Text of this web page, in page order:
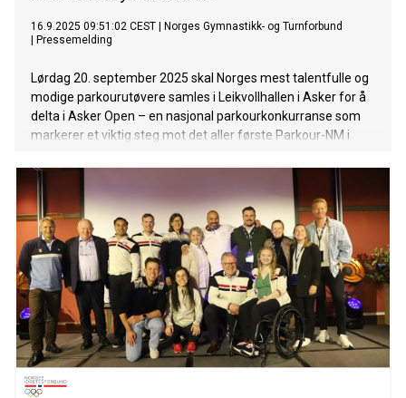
16.9.2025 09:51:02 CEST
Norges Gymnastikk- og Turnforbund
Pressemelding
Lørdag 20. september 2025 skal Norges mest talentfulle og
modige parkourutøvere samles i Leikvollhallen i Asker for å
delta i Asker Open – en nasjonal parkourkonkurranse som
markerer et viktig steg mot det aller første Parkour-NM i